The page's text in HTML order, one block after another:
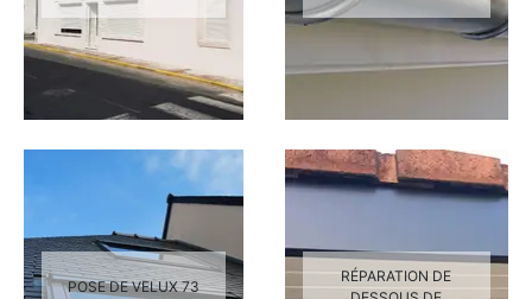
POSE DE VELUX 73
RÉPARATION DE